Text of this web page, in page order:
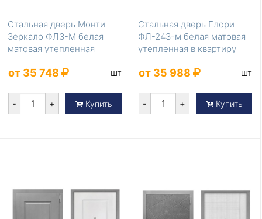
Стальная дверь Монти
Зеркало ФЛЗ-М белая
матовая утепленная
от 35 748 шт
- + Купить
Стальная дверь Глори
ФЛ-243-м белая матовая
утепленная в квартиру
от 35 988 шт
- + Купить